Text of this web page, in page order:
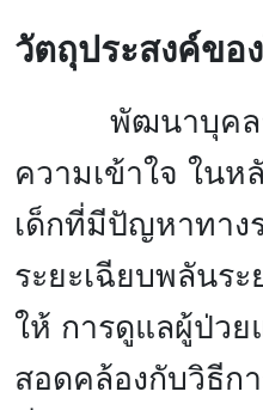
วัตถุประสงค์ขอ
พัฒนาบุคลาก
ความเข้าใจ ในห
เด็กที่มีปัญหาทาง
ระยะเฉียบพลันระ
ให้ การดูแลผู้ป่วย
สอดคล้องกับวิธีก